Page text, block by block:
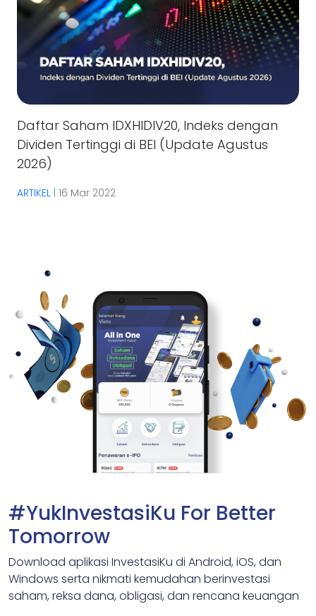
Daftar Saham IDXHIDIV20, Indeks dengan
Dividen Tertinggi di BEI (Update Agustus
2026)
ARTIKEL | 16 Mar 2022
#YukInvestasiKu For Better
Tomorrow
Download aplikasi InvestasiKu di Android, iOS, dan
Windows serta nikmati kemudahan berinvestasi
saham, reksa dana, obligasi, dan rencana keuangan